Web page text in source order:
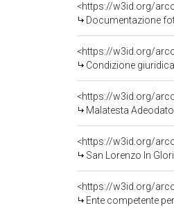
Documentazione
Condizione
<https://w3id.org/
Malatesta
<https://w3id.org/
San Lorenzo In
<https://w3id.org/
Ente competente per tutela